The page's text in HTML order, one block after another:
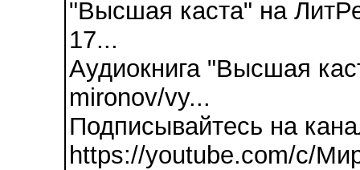
"Высшая каста" на
17...
Аудиокнига "Высшая
mironov/vy...
Подписывайтесь на
https://youtube.com/c/